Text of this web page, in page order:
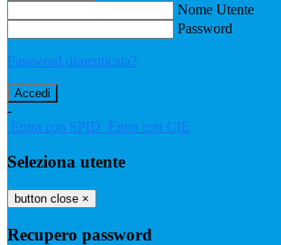
Nome Utente
Password
Password dimenticata?
-
Entra con SPID Entra con CIE
Seleziona utente
button close ×
Recupero password